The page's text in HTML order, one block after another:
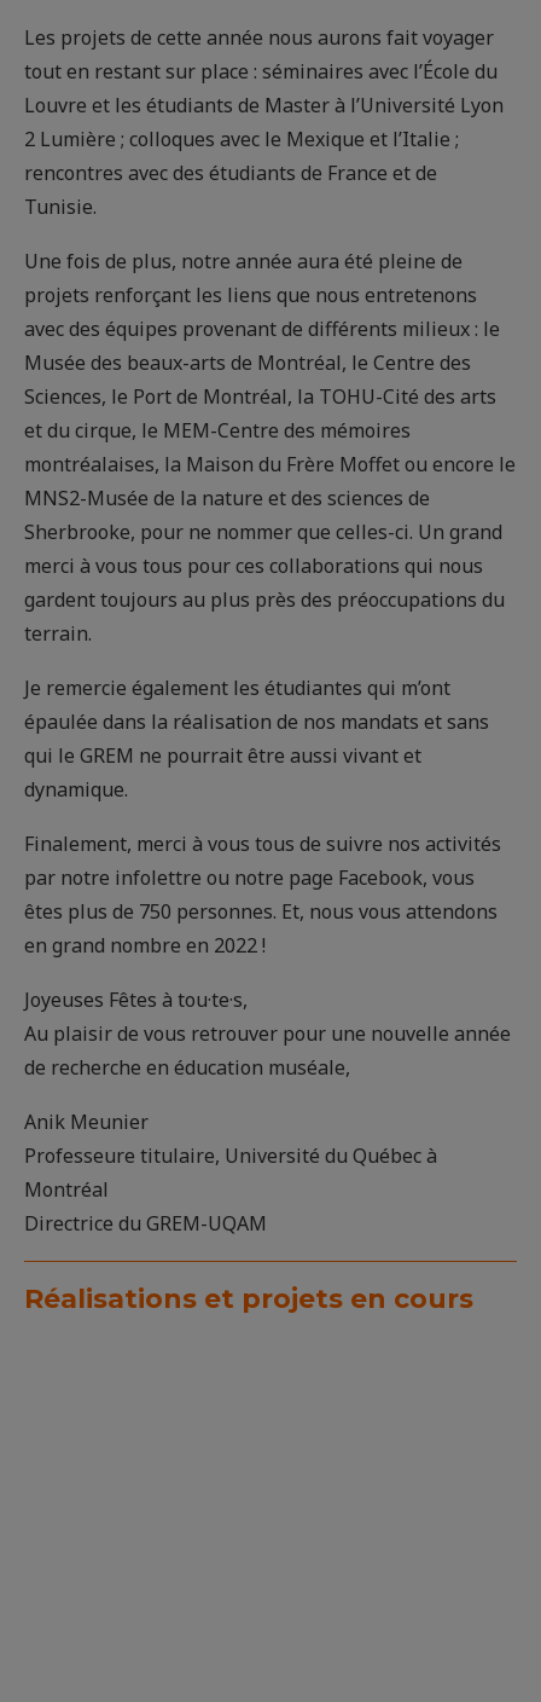
Les projets de cette année nous aurons fait voyager
tout en restant sur place : séminaires avec l’École du
Louvre et les étudiants de Master à l’Université Lyon
2 Lumière ; colloques avec le Mexique et l’Italie ;
rencontres avec des étudiants de France et de
Tunisie.
Une fois de plus, notre année aura été pleine de
projets renforçant les liens que nous entretenons
avec des équipes provenant de différents milieux : le
Musée des beaux-arts de Montréal, le Centre des
Sciences, le Port de Montréal, la TOHU-Cité des arts
et du cirque, le MEM-Centre des mémoires
montréalaises, la Maison du Frère Moffet ou encore le
MNS2-Musée de la nature et des sciences de
Sherbrooke, pour ne nommer que celles-ci. Un grand
merci à vous tous pour ces collaborations qui nous
gardent toujours au plus près des préoccupations du
terrain.
Je remercie également les étudiantes qui m’ont
épaulée dans la réalisation de nos mandats et sans
qui le GREM ne pourrait être aussi vivant et
dynamique.
Finalement, merci à vous tous de suivre nos activités
par notre infolettre ou notre page Facebook, vous
êtes plus de 750 personnes. Et, nous vous attendons
en grand nombre en 2022 !
Joyeuses Fêtes à tou·te·s,
Au plaisir de vous retrouver pour une nouvelle année
de recherche en éducation muséale,
Anik Meunier
Professeure titulaire, Université du Québec à
Montréal
Directrice du GREM-UQAM
Réalisations et projets en cours